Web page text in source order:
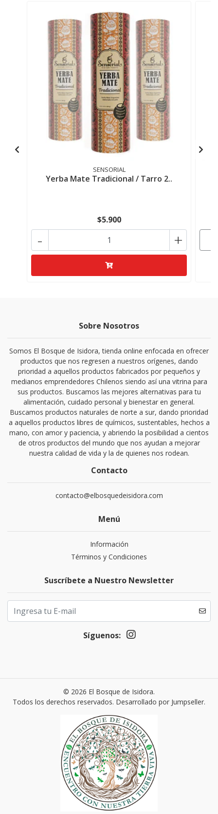
SENSORIAL
Yerba Mate Tradicional / Tarro 2..
$5.900
+
-
Sobre Nosotros
Somos El Bosque de Isidora, tienda online enfocada en ofrecer
productos que nos regresen a nuestros orígenes, dando
prioridad a aquellos productos fabricados por pequeños y
medianos emprendedores Chilenos siendo así una vitrina para
sus productos. Buscamos las mejores alternativas para tu
alimentación, cuidado personal y bienestar en general.
Buscamos productos naturales de norte a sur, dando prioridad
a aquellos productos libres de químicos, sustentables, hechos a
mano, con amor y paciencia, y abriendo la posibilidad a cientos
de otros productos del mundo que nos ayudan a mejorar
nuestra calidad de vida y la de quienes nos rodean.
Contacto
contacto@elbosquedeisidora.com
Menú
Información
Términos y Condiciones
Suscríbete a Nuestro Newsletter
Síguenos:
© 2026 El Bosque de Isidora.
Todos los derechos reservados. Desarrollado por Jumpseller.